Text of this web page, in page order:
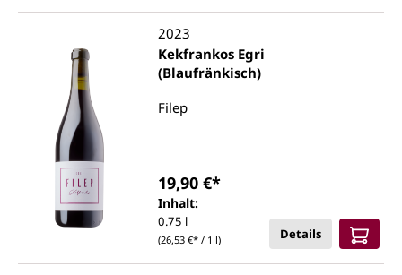
2023
Kekfrankos Egri
(Blaufränkisch)
Filep
Inhalt:
0.75 l
(26,53 €* / 1 l)
19,90 €*
Details